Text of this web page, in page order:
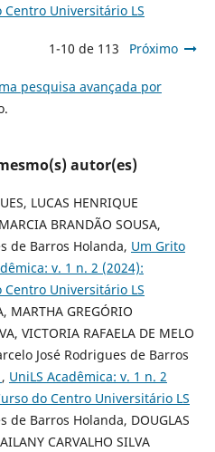
Universitário LS
1-10 de 113 Próximo
pesquisa avançada por
autor(es)
LUCAS HENRIQUE
BRANDÃO SOUSA,
de Barros Holanda, Um Grito
v. 1 n. 2 (2024):
Universitário LS
MARTHA GREGÓRIO
VICTORIA RAFAELA DE MELO
José Rodrigues de Barros
, UniLS Acadêmica: v. 1 n. 2
do Centro Universitário LS
de Barros Holanda, DOUGLAS
CARVALHO SILVA